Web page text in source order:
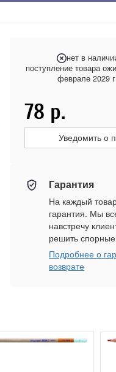
нет в
поступление товара
феврале 2029
78 р.
Уведомить о
Гарантия
На каждый
гарантия. Мы
навстречу
решить
Подробнее о
возврате